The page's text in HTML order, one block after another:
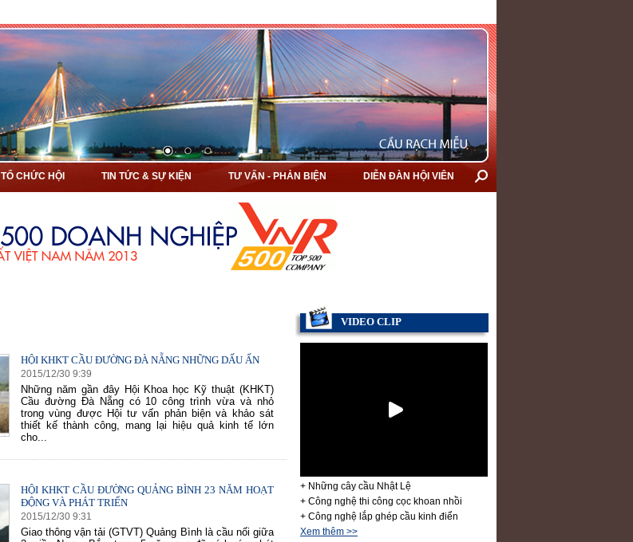
TỔ CHỨC HỘI TIN TỨC & SỰ KIỆN TƯ VẤN - PHẢN BIỆN DIỄN ĐÀN HỘI VIÊN
HỘI KHKT CẦU ĐƯỜNG ĐÀ NẴNG NHỮNG DẤU ẤN
2015/12/30 9:39
Những năm gần đây Hội Khoa học Kỹ thuật (KHKT)
Cầu đường Đà Nẵng có 10 công trình vừa và nhỏ
trong vùng được Hội tư vấn phản biện và khảo sát
thiết kế thành công, mang lại hiệu quả kinh tế lớn
cho...
HỘI KHKT CẦU ĐƯỜNG QUẢNG BÌNH 23 NĂM HOẠT
ĐỘNG VÀ PHÁT TRIỂN
2015/12/30 9:31
Giao thông vận tải (GTVT) Quảng Bình là cầu nối giữa
VIDEO CLIP
+ Những cây cầu Nhật Lệ
+ Công nghệ thi công cọc khoan nhồi
+ Công nghệ lắp ghép cầu kinh điển
Xem thêm >>